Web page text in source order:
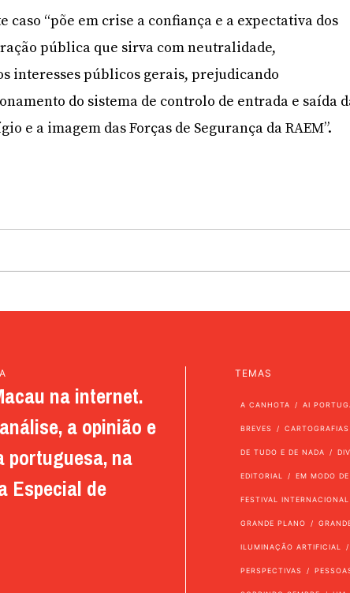
caso “põe em crise a confiança e a expectativa dos
pública que sirva com neutralidade,
interesses públicos gerais, prejudicando
do sistema de controlo de entrada e saída
e a imagem das Forças de Segurança da RAEM”.
na internet.
a opinião e
portuguesa, na
Especial de
TEMAS
A CANHOTA AI
BREVES CARTOGRAFIAS
DE TUDO E DE NADA
EDITORIAL EM MODO
FESTIVAL
GRANDE PLANO
ILUMINAÇÃO ARTIFICIAL
PERSPECTIVAS